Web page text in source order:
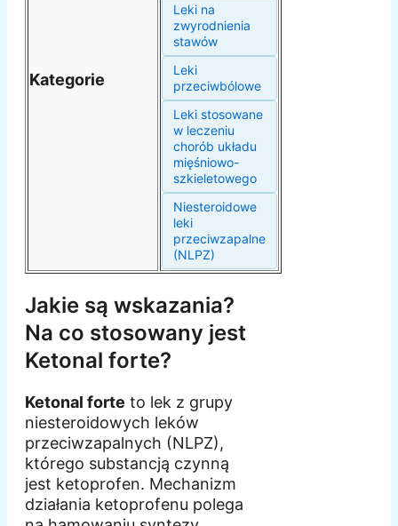
Kategorie
Leki na
zwyrodnienia
stawów
Leki
przeciwbólowe
Leki stosowane
w leczeniu
chorób układu
mięśniowo-
szkieletowego
Niesteroidowe
leki
przeciwzapalne
(NLPZ)
Jakie są wskazania?
Na co stosowany jest
Ketonal forte?
Ketonal forte to lek z grupy
niesteroidowych leków
przeciwzapalnych (NLPZ),
którego substancją czynną
jest ketoprofen. Mechanizm
działania ketoprofenu polega